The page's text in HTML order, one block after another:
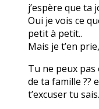
j’espère que ta
Oui je vois ce
petit à petit..
Mais je t’en
Tu ne peux pas
de ta famille ??
t’excuser tu sais.